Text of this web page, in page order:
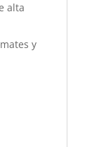
alta
y